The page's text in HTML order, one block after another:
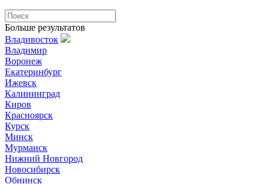
Больше результатов
Владивосток
Владимир
Воронеж
Екатеринбург
Ижевск
Калининград
Киров
Красноярск
Курск
Минск
Мурманск
Нижний Новгород
Новосибирск
Обнинск